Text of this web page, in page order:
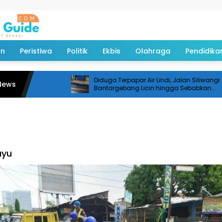
Peristiwa Politik Ekbis Olahraga
Diduga Terpapar Air Lindi, Jalan Siliwangi
Bantargebang Licin hingga Sebabkan
Pemotor Terjatuh